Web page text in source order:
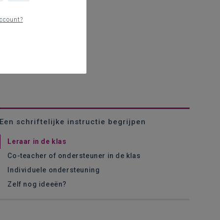
Een schriftelijke instructie begrijpen
Leraar in de klas
Co-teacher of ondersteuner in de klas
Individuele ondersteuning
Zelf nog ideeën?